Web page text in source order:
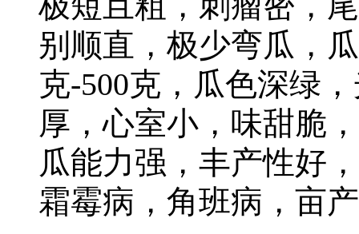
别顺直，极少弯瓜，
克-500克，瓜色深绿
厚，心室小，味甜脆
瓜能力强，丰产性好
霜霉病，角班病，亩